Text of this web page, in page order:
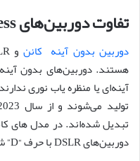
تفاوت دوربین‌های Mirrorless و DSLR
دوربین‌ بدون آینه کانن
هستند. دوربین‌های بدون
آینه‌ای یا منظره‌ یاب نوری
دوربین‌های DSLR با حرف “D” شناخته می‌شوند.